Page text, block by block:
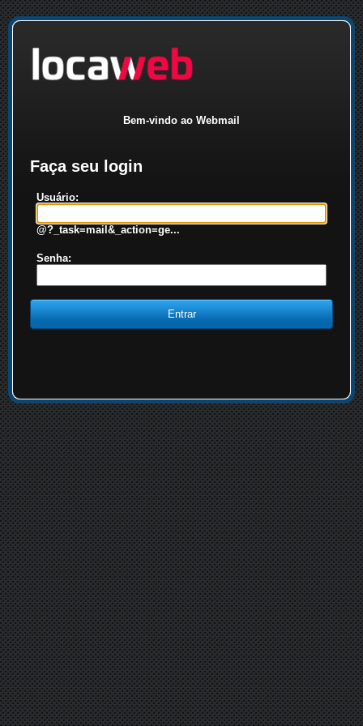
Bem-vindo ao Webmail
Faça seu login
Usuário:
@?_task=mail&_action=ge...
Senha: